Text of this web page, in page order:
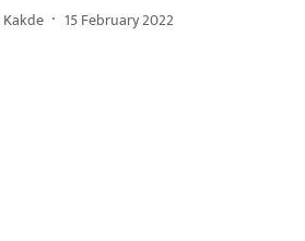
15 February 2022